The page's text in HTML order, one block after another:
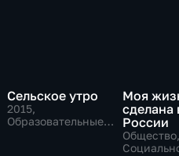
Сельское утро
2015,
Образовательные,
Моя
сделана
России
Общество,